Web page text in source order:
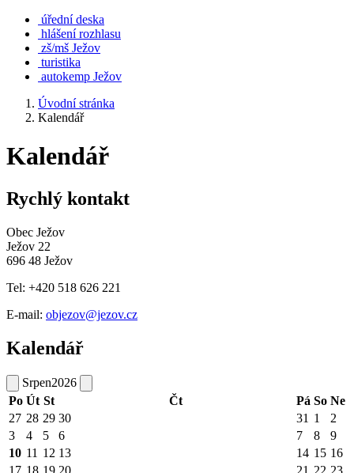
úřední deska
hlášení rozhlasu
zš/mš Ježov
turistika
autokemp Ježov
Úvodní stránka
Kalendář
Kalendář
Rychlý kontakt
Obec Ježov
Ježov 22
696 48 Ježov
Tel: +420 518 626 221
E-mail: objezov@jezov.cz
Kalendář
Srpen2026
Po Út St Čt Pá So Ne
27 28 29 30 31 1
2
3
4 5 6 7 8
9
10 11 12 13 14 15 16
17 18 19 20 21 22 23